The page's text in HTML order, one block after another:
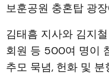
보훈공원 충혼탑 광
김태흠 지사와 김지
회원 등 500여 명이
추모 묵념, 헌화 및